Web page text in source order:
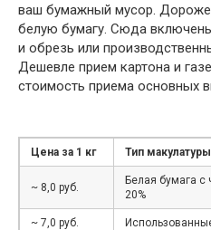
ваш бумажный мусор.
белую бумагу. Сюда
и обрезь или
Дешевле прием картона и
стоимость приема основных
Цена за 1 кг Тип макулатуры
~ 8,0 руб.
Белая бумага с
20%
~ 7,0 руб.